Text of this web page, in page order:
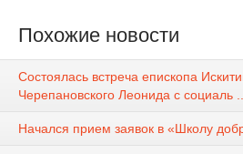
Похожие новости
Состоялась встреча епископа
Черепановского Леонида с социаль ...
Начался прием заявок в «Школу